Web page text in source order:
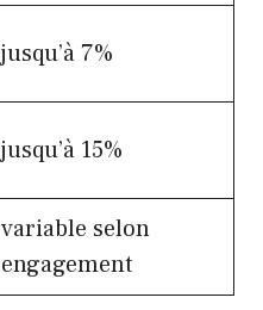
jusqu’à 7%
jusqu’à 15%
variable selon
engagement